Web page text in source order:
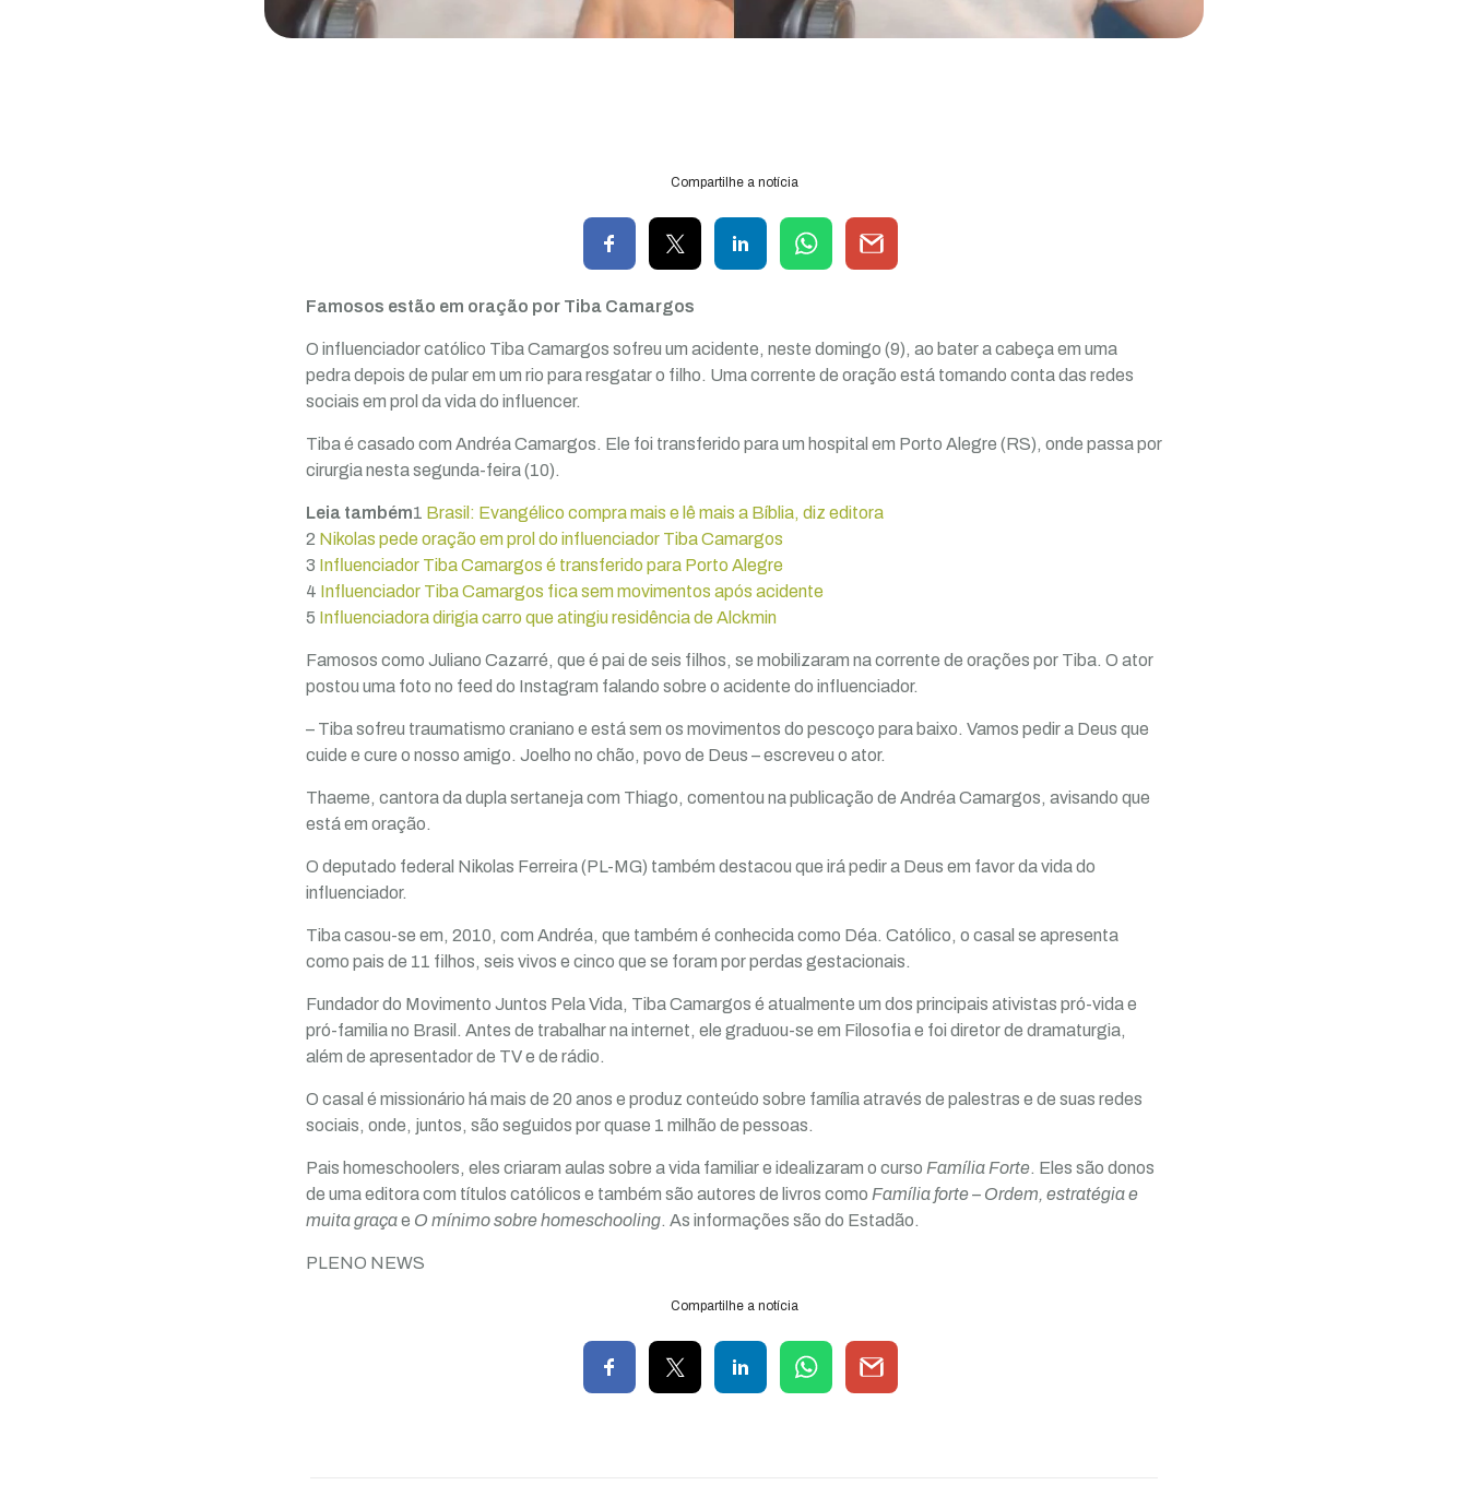
Compartilhe a notícia
Famosos estão em oração por Tiba Camargos
O influenciador católico Tiba Camargos sofreu um acidente, neste domingo (9), ao bater a cabeça em uma
pedra depois de pular em um rio para resgatar o filho. Uma corrente de oração está tomando conta das redes
sociais em prol da vida do influencer.
Tiba é casado com Andréa Camargos. Ele foi transferido para um hospital em Porto Alegre (RS), onde passa por
cirurgia nesta segunda-feira (10).
Leia também1 Brasil: Evangélico compra mais e lê mais a Bíblia, diz editora
2 Nikolas pede oração em prol do influenciador Tiba Camargos
3 Influenciador Tiba Camargos é transferido para Porto Alegre
4 Influenciador Tiba Camargos fica sem movimentos após acidente
5 Influenciadora dirigia carro que atingiu residência de Alckmin
Famosos como Juliano Cazarré, que é pai de seis filhos, se mobilizaram na corrente de orações por Tiba. O ator
postou uma foto no feed do Instagram falando sobre o acidente do influenciador.
– Tiba sofreu traumatismo craniano e está sem os movimentos do pescoço para baixo. Vamos pedir a Deus que
cuide e cure o nosso amigo. Joelho no chão, povo de Deus – escreveu o ator.
Thaeme, cantora da dupla sertaneja com Thiago, comentou na publicação de Andréa Camargos, avisando que
está em oração.
O deputado federal Nikolas Ferreira (PL-MG) também destacou que irá pedir a Deus em favor da vida do
influenciador.
Tiba casou-se em, 2010, com Andréa, que também é conhecida como Déa. Católico, o casal se apresenta
como pais de 11 filhos, seis vivos e cinco que se foram por perdas gestacionais.
Fundador do Movimento Juntos Pela Vida, Tiba Camargos é atualmente um dos principais ativistas pró-vida e
pró-familia no Brasil. Antes de trabalhar na internet, ele graduou-se em Filosofia e foi diretor de dramaturgia,
além de apresentador de TV e de rádio.
O casal é missionário há mais de 20 anos e produz conteúdo sobre família através de palestras e de suas redes
sociais, onde, juntos, são seguidos por quase 1 milhão de pessoas.
Pais homeschoolers, eles criaram aulas sobre a vida familiar e idealizaram o curso Família Forte. Eles são donos
de uma editora com títulos católicos e também são autores de livros como Família forte – Ordem, estratégia e
muita graçae O mínimo sobre homeschooling. As informações são do Estadão.
PLENO NEWS
Compartilhe a notícia